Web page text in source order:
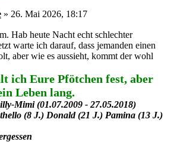
» 26. Mai 2026, 18:17
Hab heute Nacht echt schlechter
warte ich darauf, dass jemanden einen
aber wie es aussieht, kommt der wohl
ich Eure Pfötchen fest, aber
Leben lang.
Mimi (01.07.2009 - 27.05.2018)
(8 J.) Donald (21 J.) Pamina (13 J.)